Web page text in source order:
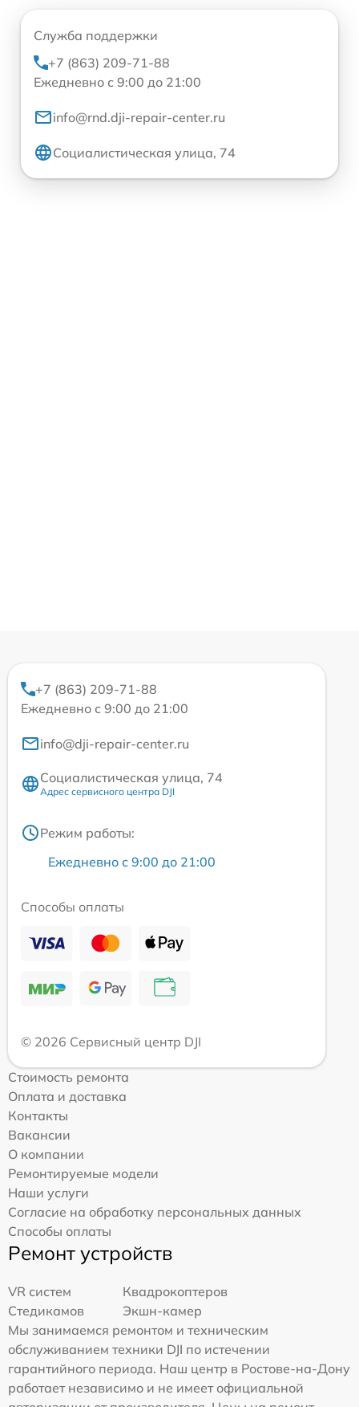
Служба поддержки
+7 (863) 209-71-88
Ежедневно с 9:00 до 21:00
info@rnd.dji-repair-center.ru
Социалистическая улица, 74
+7 (863) 209-71-88
Ежедневно с 9:00 до 21:00
info@dji-repair-center.ru
Социалистическая улица, 74
Адрес сервисного центра DJI
Режим работы:
Ежедневно с 9:00 до 21:00
Способы оплаты
© 2026 Сервисный центр DJI
Стоимость ремонта
Оплата и доставка
Контакты
Вакансии
О компании
Ремонтируемые модели
Наши услуги
Согласие на обработку персональных данных
Способы оплаты
Ремонт устройств
VR систем
Квадрокоптеров
Стедикамов
Экшн-камер
Мы занимаемся ремонтом и техническим
обслуживанием техники DJI по истечении
гарантийного периода. Наш центр в Ростове-на-Дону
работает независимо и не имеет официальной